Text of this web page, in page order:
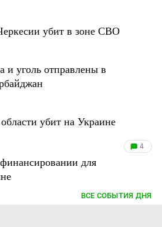
убит в зоне СВО
и уголь отправлены в
убит на Украине
4
для
ВСЕ СОБЫТИЯ ДНЯ